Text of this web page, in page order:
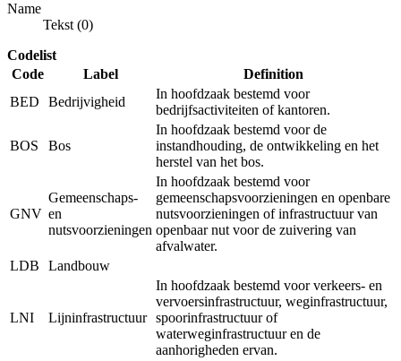
Name
Tekst (0)
Codelist
Code
Label
Definition
BED
Bedrijvigheid
In hoofdzaak bestemd voor
bedrijfsactiviteiten of kantoren.
BOS Bos
In hoofdzaak bestemd voor de
instandhouding, de ontwikkeling en het
herstel van het bos.
GNV
Gemeenschaps-
en
nutsvoorzieningen
In hoofdzaak bestemd voor
gemeenschapsvoorzieningen en openbare
nutsvoorzieningen of infrastructuur van
openbaar nut voor de zuivering van
afvalwater.
LDB
Landbouw
LNI Lijninfrastructuur
In hoofdzaak bestemd voor verkeers- en
vervoersinfrastructuur, weginfrastructuur,
spoorinfrastructuur of
waterweginfrastructuur en de
aanhorigheden ervan.